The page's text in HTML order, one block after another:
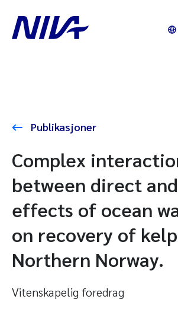
Publikasjoner
Complex
between direct
effects of ocean
on recovery of
Northern Norway.
Vitenskapelig foredrag